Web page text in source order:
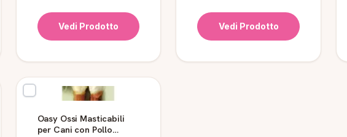
Vedi Prodotto Vedi Prodotto
Oasy Ossi Masticabili
per Cani con Pollo